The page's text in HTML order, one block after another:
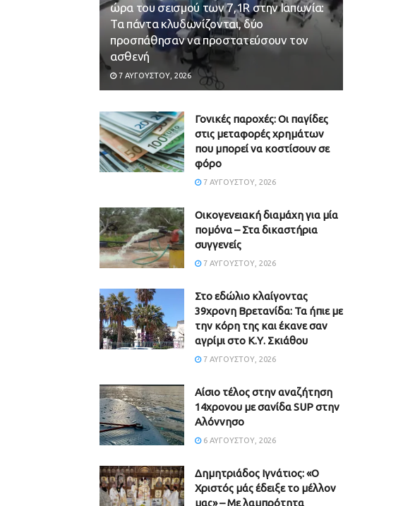
ώρα του σεισμού των 7,1R στην Ιαπωνία:
Τα πάντα κλυδωνίζονται, δύο
προσπάθησαν να προστατεύσουν τον
ασθενή
7 ΑΥΓΟΎΣΤΟΥ, 2026
Γονικές παροχές: Οι παγίδες
στις μεταφορές χρημάτων
που μπορεί να κοστίσουν σε
φόρο
7 ΑΥΓΟΎΣΤΟΥ, 2026
Οικογενειακή διαμάχη για μία
πομόνα – Στα δικαστήρια
συγγενείς
7 ΑΥΓΟΎΣΤΟΥ, 2026
Στο εδώλιο κλαίγοντας
39χρονη Βρετανίδα: Τα ήπιε με
την κόρη της και έκανε σαν
αγρίμι στο Κ.Υ. Σκιάθου
7 ΑΥΓΟΎΣΤΟΥ, 2026
Αίσιο τέλος στην αναζήτηση
14χρονου με σανίδα SUP στην
Αλόννησο
6 ΑΥΓΟΎΣΤΟΥ, 2026
Δημητριάδος Ιγνάτιος: «Ο
Χριστός μάς έδειξε το μέλλον
μας» – Με λαμπρότητα